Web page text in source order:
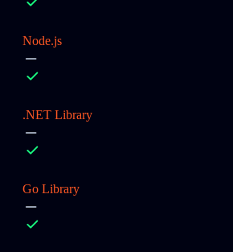
Node.js
.NET Library
Go Library